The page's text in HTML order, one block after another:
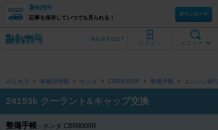
記事を保存していつでも見られる！
ダウンロード
メニュー
ログイン
みんカラとは？
みんカラ 車種別情報 ホンダ CBR900RR 整備手帳 エンジン廻
24193k クーラント&キャップ交換
整備手帳 ホンダ CBR900RR